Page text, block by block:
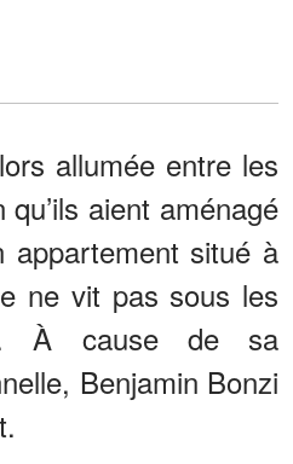
allumée entre les
aient aménagé
appartement situé à
ne vit pas sous les
À cause de sa
Benjamin Bonzi